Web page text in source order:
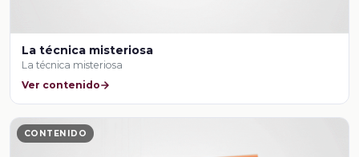
La técnica misteriosa
La técnica misteriosa
Ver contenido
CONTENIDO